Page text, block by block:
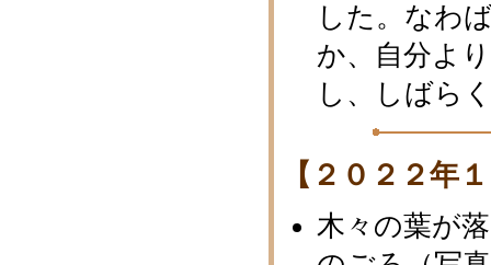
した。なわ
か、自分よ
し、しばら
【２０２２年
木々の葉が